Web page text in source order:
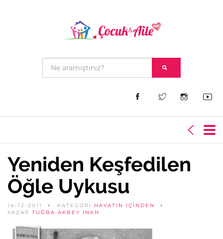
Yeniden Keşfedilen
Öğle Uykusu
14-12-2011 KATEGORİ HAYATIN İÇINDEN
YAZAR TUĞBA AKBEY İNAN